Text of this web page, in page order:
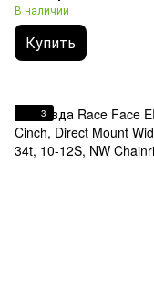
В наличии
Купить
3